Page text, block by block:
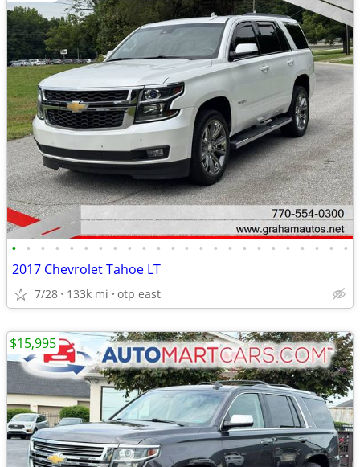
• • • • • • • • • • • • • • • • • • • • • • • •
2017 Chevrolet Tahoe LT
7/28 133k mi otp east
$15,995